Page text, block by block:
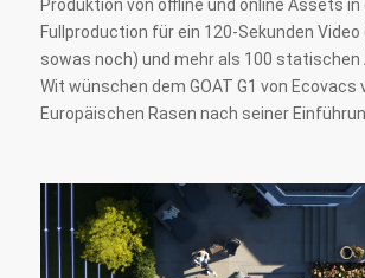
Produktion von offline und online Assets
Fullproduction für ein 120-Sekunden Video
sowas noch) und mehr als 100 statischen
Wit wünschen dem GOAT G1 von Ecovacs
Europäischen Rasen nach seiner